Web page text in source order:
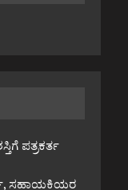
ಪತ್ರಕರ್ತ
ಸಹಾಯಕಿಯರ